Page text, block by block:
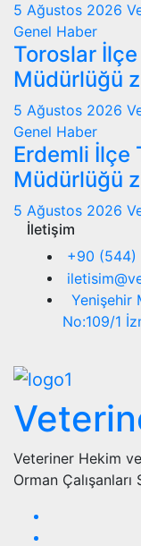
5 Ağustos 2026
Genel Haber
Toroslar İlçe
Müdürlüğü
5 Ağustos 2026
Genel Haber
Erdemli İlçe
Müdürlüğü
5 Ağustos 2026
İletişim
+90 (544)
Yenişehir
No:109/1
Veteriner Hekim
Orman Çalışanları